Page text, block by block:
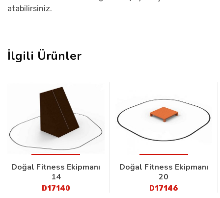
atabilirsiniz.
İlgili Ürünler
Doğal Fitness Ekipmanı
14
D17140
Doğal Fitness Ekipmanı
20
D17146